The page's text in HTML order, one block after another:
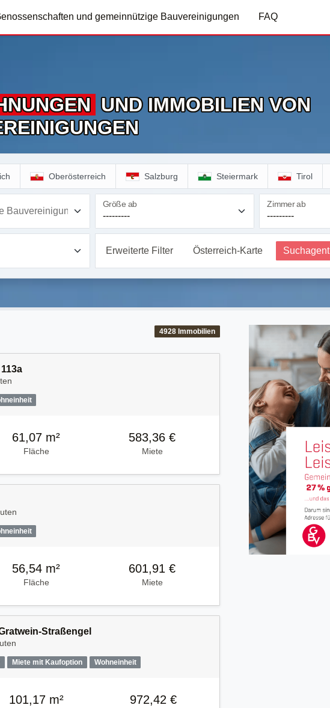
und gemeinnützige Bauvereinigungen FAQ
UND IMMOBILIEN VON
Oberösterreich Salzburg Steiermark Tirol
Bauvereinigung
Größe ab Zimmer ab
Erweiterte Filter Österreich-Karte Suchagent
4928 Immobilien
61,07 m²
Fläche
583,36 €
Miete
56,54 m²
Fläche
601,91 €
Miete
Straßengel
Miete mit Kaufoption Wohneinheit
101,17 m² 972,42 €